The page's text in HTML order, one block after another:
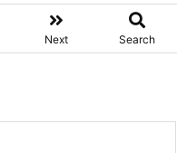
Next Search